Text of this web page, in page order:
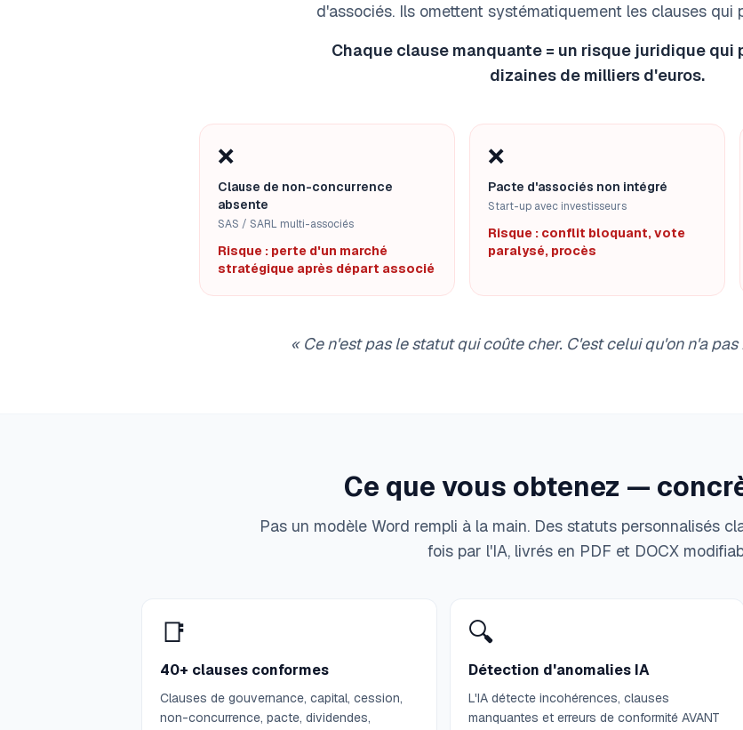
d'associés. Ils omettent systématiquement les clauses qui
Chaque clause manquante = un risque juridique qui
dizaines de milliers d'euros.
❌
Clause de non-concurrence
absente
SAS / SARL multi-associés
Risque : perte d'un marché
stratégique après départ associé
❌
Pacte d'associés non intégré
Start-up avec investisseurs
Risque : conflit bloquant, vote
paralysé, procès
« Ce n'est pas le statut qui coûte cher. C'est celui qu'on n'a
Ce que vous obtenez —
Pas un modèle Word rempli à la main. Des statuts personnalisés
fois par l'IA, livrés en PDF et DOCX
📑
40+ clauses conformes
Clauses de gouvernance, capital, cession,
non-concurrence, pacte, dividendes,
🔍
Détection d'anomalies IA
L'IA détecte incohérences, clauses
manquantes et erreurs de conformité AVANT